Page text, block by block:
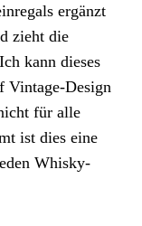
ergänzt
zieht die
kann dieses
Vintage-Design
für alle
ist dies eine
Whisky-